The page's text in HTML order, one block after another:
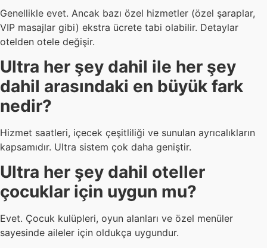
Genellikle evet. Ancak bazı özel hizmetler (özel şaraplar,
VIP masajlar gibi) ekstra ücrete tabi olabilir. Detaylar
otelden otele değişir.
Ultra her şey dahil ile her şey
dahil arasındaki en büyük fark
nedir?
Hizmet saatleri, içecek çeşitliliği ve sunulan ayrıcalıkların
kapsamıdır. Ultra sistem çok daha geniştir.
Ultra her şey dahil oteller
çocuklar için uygun mu?
Evet. Çocuk kulüpleri, oyun alanları ve özel menüler
sayesinde aileler için oldukça uygundur.